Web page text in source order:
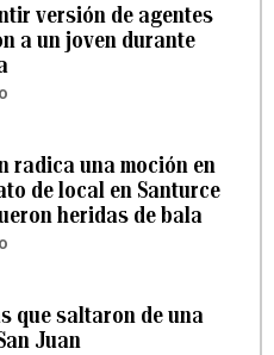
versión de agentes
a un joven durante
radica una moción en
de local en Santurce
heridas de bala
que saltaron de una
Juan